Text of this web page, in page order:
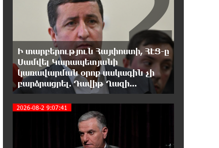
ժամանակաշրջանը․ Գառնիկ Դավթյան
18:37:08 7-08-2026
Այսօր ամոթի օր է, այսօր
Էջմիածնում դատում են Ամենայն
Հայոց Կաթողիկոսին. Մարիաննա Ղահրամանյան
18:32:23 7-08-2026
«հակասաֆարովյան»
օրենսդրական նախաձեռնության
վերաբերյալ հիմանվորումներ․ Շիրազ Մանուկյան
Ի տարբերություն Հայփոստի, ՀԷՑ-ը
Սամվել Կարապետյանի
կառավարման օրոք սակագին չի
բարձրացրել. Դավիթ Ղազի...
2026-08-2 9:07:41 3